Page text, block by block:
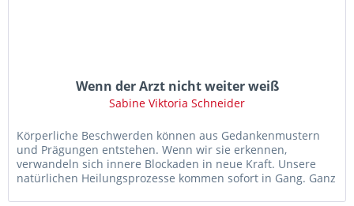
Wenn der Arzt nicht weiter weiß
Sabine Viktoria Schneider
Körperliche Beschwerden können aus Gedankenmustern
und Prägungen entstehen. Wenn wir sie erkennen,
verwandeln sich innere Blockaden in neue Kraft. Unsere
natürlichen Heilungsprozesse kommen sofort in Gang. Ganz